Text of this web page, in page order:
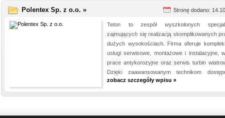
Polentex Sp. z o.o. » Stronę dodano:
Teton to zespół wyszkolonych
zajmujących się realizacją skomplikowanych
dużych wysokościach. Firma oferuje
usługi serwisowe, montażowe i instalacyjne,
prace antykorozyjne oraz serwis turbin
Dzięki zaawansowanym technikom
zobacz szczegóły wpisu »